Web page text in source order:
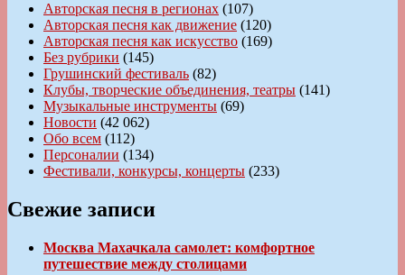
Авторская песня в регионах (107)
Авторская песня как движение (120)
Авторская песня как искусство (169)
Без рубрики (145)
Грушинский фестиваль (82)
Клубы, творческие объединения, театры (141)
Музыкальные инструменты (69)
Новости (42 062)
Обо всем (112)
Персоналии (134)
Фестивали, конкурсы, концерты (233)
Свежие записи
Москва Махачкала самолет: комфортное
путешествие между столицами